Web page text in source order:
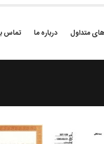
متداول درباره ما تماس